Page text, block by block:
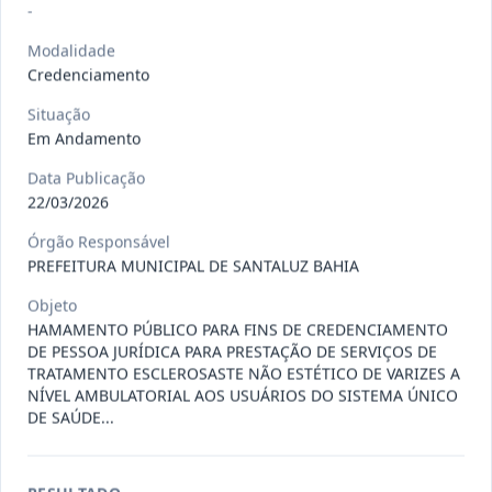
027/2026
Pregão
Situação:
025/2026
Pregão
Eletrônico
CONTRATAÇÃO DE EMPRESA PARA
LOCAÇÃO...
Situação:
Em Andamento
Data:30/06/2026
Ver detalhes
-
Modalidade
Credenciamento
Situação
Em Andamento
Data Publicação
22/03/2026
Órgão Responsável
PREFEITURA MUNICIPAL DE SANTALUZ BAHIA
Objeto
HAMAMENTO PÚBLICO PARA FINS DE CREDENCIAMENTO
DE PESSOA JURÍDICA PARA PRESTAÇÃO DE SERVIÇOS DE
TRATAMENTO ESCLEROSASTE NÃO ESTÉTICO DE VARIZES A
NÍVEL AMBULATORIAL AOS USUÁRIOS DO SISTEMA ÚNICO
DE SAÚDE...